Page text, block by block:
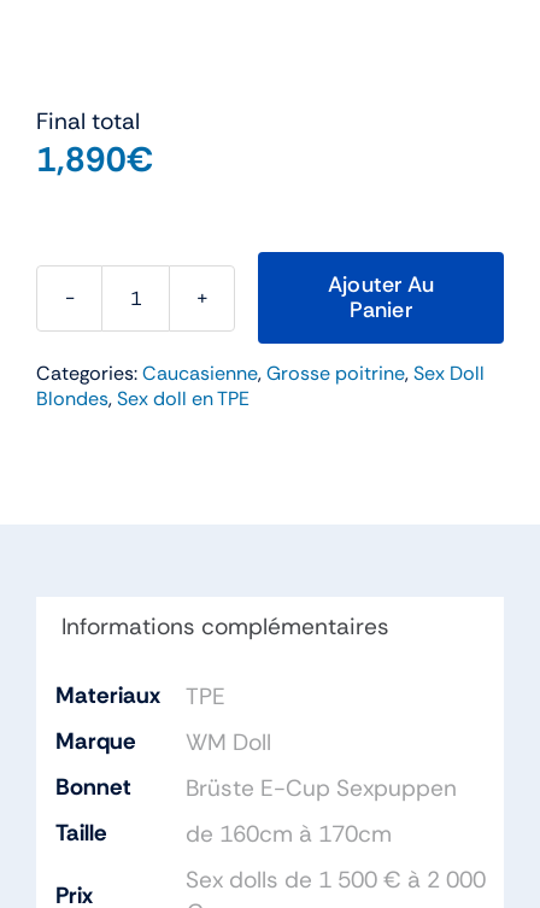
Final total
1,890€
quantité
Krestin
–
Ajouter Au
Panier
Categories:Caucasienne,Grosse poitrine,Sex Doll
Blondes,Sex doll en TPE
Informations complémentaires
Materiaux
TPE
Marque
WM Doll
Bonnet
Brüste E-Cup Sexpuppen
Taille
de 160cm à 170cm
Prix
Sex dolls de 1 500 € à 2 000